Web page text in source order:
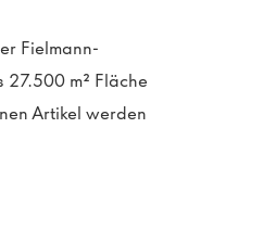
Fielmann-
m² Fläche
Artikel werden